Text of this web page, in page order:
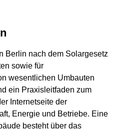
Berlin nach dem Solargesetz
sowie für
wesentlichen Umbauten
ein Praxisleitfaden zum
Internetseite der
Energie und Betriebe. Eine
besteht über das